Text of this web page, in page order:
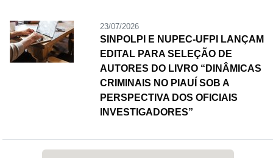
23/07/2026
SINPOLPI E NUPEC-UFPI LANÇAM
EDITAL PARA SELEÇÃO DE
AUTORES DO LIVRO “DINÂMICAS
CRIMINAIS NO PIAUÍ SOB A
PERSPECTIVA DOS OFICIAIS
INVESTIGADORES”